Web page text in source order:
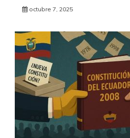
octubre 7, 2025